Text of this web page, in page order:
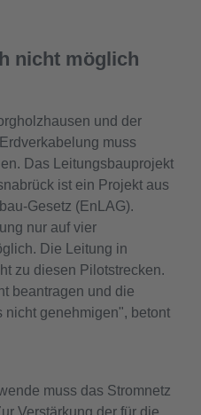
nicht möglich
und der
muss
Das Leitungsbauprojekt
ist ein Projekt aus
Gesetz (EnLAG).
nur auf vier
Die Leitung in
zu diesen Pilotstrecken.
beantragen und die
nicht genehmigen", betont
muss das Stromnetz
Verstärkung der für die